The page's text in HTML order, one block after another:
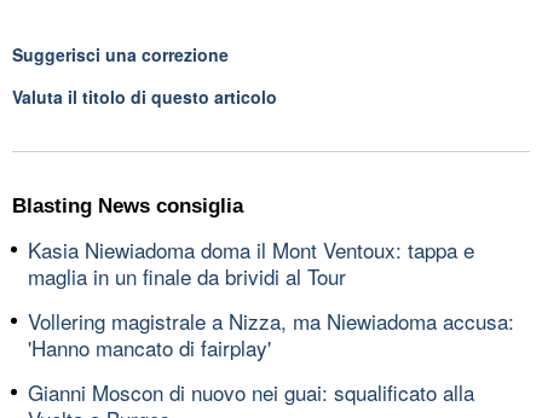
Suggerisci una correzione
Valuta il titolo di questo articolo
Blasting News consiglia
Kasia Niewiadoma doma il Mont Ventoux: tappa e
maglia in un finale da brividi al Tour
Vollering magistrale a Nizza, ma Niewiadoma accusa:
'Hanno mancato di fairplay'
Gianni Moscon di nuovo nei guai: squalificato alla